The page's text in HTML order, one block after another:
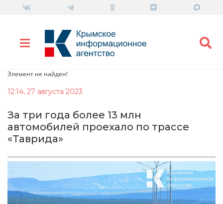
Элемент не найден!
12:14, 27 августа 2023
За три года более 13 млн
автомобилей проехало по трассе
«Таврида»